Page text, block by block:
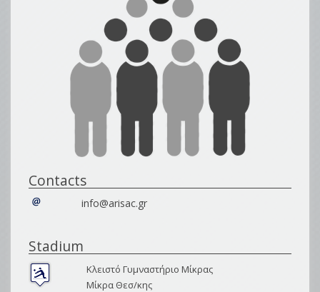
Contacts
info@arisac.gr
Stadium
Κλειστό Γυμναστήριο Μίκρας
Μίκρα Θεσ/κης